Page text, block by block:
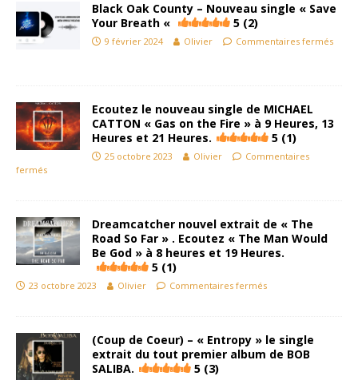
Black Oak County – Nouveau single « Save
Your Breath «
5 (2)
9 février 2024 Olivier Commentaires fermés
Ecoutez le nouveau single de MICHAEL
CATTON « Gas on the Fire » à 9 Heures, 13
Heures et 21 Heures.
5 (1)
25 octobre 2023 Olivier
Commentaires
fermés
Dreamcatcher nouvel extrait de « The
Road So Far » . Ecoutez « The Man Would
Be God » à 8 heures et 19 Heures.
5 (1)
23 octobre 2023 Olivier Commentaires fermés
(Coup de Coeur) – « Entropy » le single
extrait du tout premier album de BOB
SALIBA.
5 (3)